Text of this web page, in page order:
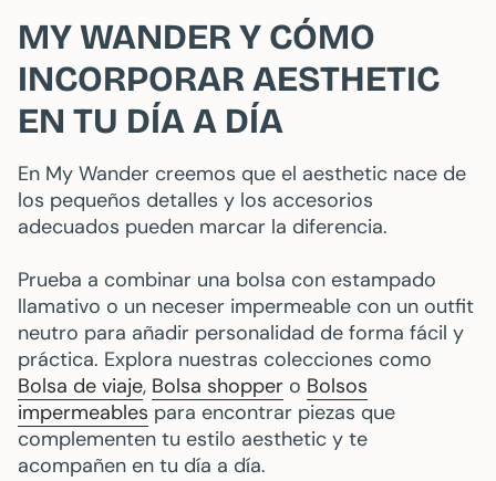
MY WANDER Y CÓMO
INCORPORAR AESTHETIC
EN TU DÍA A DÍA
En My Wander creemos que el aesthetic nace de
los pequeños detalles y los accesorios
adecuados pueden marcar la diferencia.
Prueba a combinar una bolsa con estampado
llamativo o un neceser impermeable con un outfit
neutro para añadir personalidad de forma fácil y
práctica. Explora nuestras colecciones como
Bolsa de viaje, Bolsa shopper o Bolsos
impermeables para encontrar piezas que
complementen tu estilo aesthetic y te
acompañen en tu día a día.